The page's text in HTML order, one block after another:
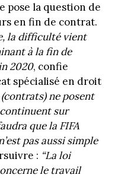
pose la question de
en fin de contrat.
la difficulté vient
à la fin de
2020, confie
spécialisé en droit
ne posent
sur
que la FIFA
pas aussi simple
: “La loi
le travail